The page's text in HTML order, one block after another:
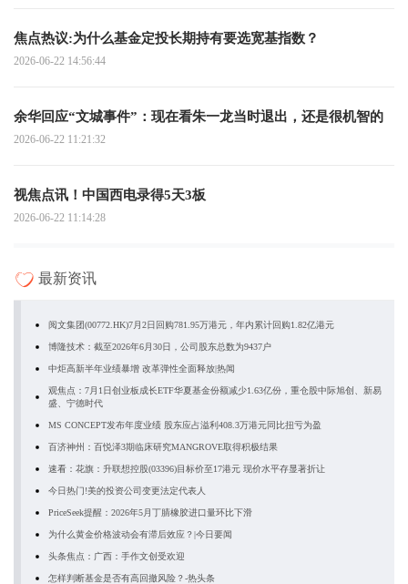
焦点热议:为什么基金定投长期持有要选宽基指数？
2026-06-22 14:56:44
余华回应“文城事件”：现在看朱一龙当时退出，还是很机智的
2026-06-22 11:21:32
视焦点讯！中国西电录得5天3板
2026-06-22 11:14:28
最新资讯
阅文集团(00772.HK)7月2日回购781.95万港元，年内累计回购1.82亿港元
博隆技术：截至2026年6月30日，公司股东总数为9437户
中炬高新半年业绩暴增 改革弹性全面释放|热闻
观焦点：7月1日创业板成长ETF华夏基金份额减少1.63亿份，重仓股中际旭创、新易
盛、宁德时代
MS CONCEPT发布年度业绩 股东应占溢利408.3万港元同比扭亏为盈
百济神州：百悦泽3期临床研究MANGROVE取得积极结果
速看：花旗：升联想控股(03396)目标价至17港元 现价水平存显著折让
今日热门!美的投资公司变更法定代表人
PriceSeek提醒：2026年5月丁腈橡胶进口量环比下滑
为什么黄金价格波动会有滞后效应？|今日要闻
头条焦点：广西：手作文创受欢迎
怎样判断基金是否有高回撤风险？-热头条